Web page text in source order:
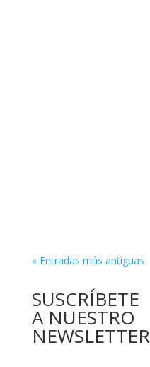
« Entradas más antiguas
SUSCRÍBETE
A NUESTRO
NEWSLETTER